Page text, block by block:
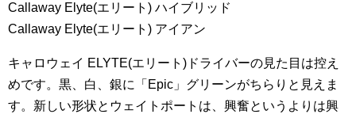
Callaway Elyte(エリート) ハイブリッド
Callaway Elyte(エリート) アイアン
キャロウェイ ELYTE(エリート)ドライバーの見た目は控え
めです。黒、白、銀に「Epic」グリーンがちらりと見えま
す。新しい形状とウェイトポートは、興奮というよりは興